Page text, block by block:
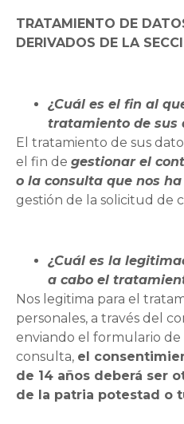
TRATAMIENTO DE
DERIVADOS DE LA
¿Cuál es el fin al
tratamiento de sus
El tratamiento de sus
el fin de gestionar el
o la consulta que nos
gestión de la solicitud de
¿Cuál es la
a cabo el
Nos legitima para el
personales, a través del
enviando el formulario de
consulta, el
de 14 años deberá ser
de la patria potestad o